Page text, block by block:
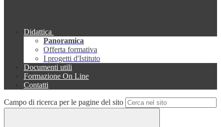
Didattica
Panoramica
Offerta formativa
I progetti d'Istituto
Documenti utili
Formazione On Line
Contatti
Campo di ricerca per le pagine del sito